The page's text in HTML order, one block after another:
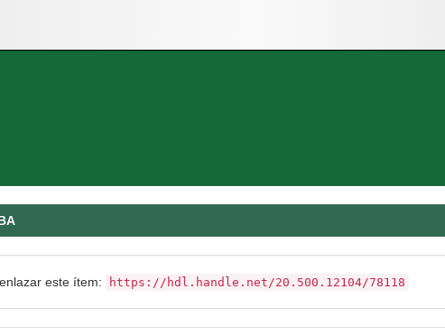
este ítem: https://hdl.handle.net/20.500.12104/78118